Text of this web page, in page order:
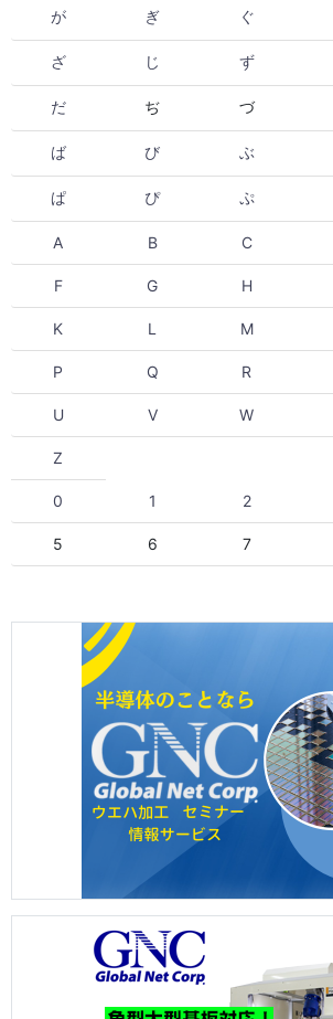
が ぎ ぐ
ざ じ ず
だ ぢ づ
ば び ぶ
ぱ ぴ ぷ
A B C
F G H
K L M
P Q R
U V W
Z
0 1 2
5 6 7